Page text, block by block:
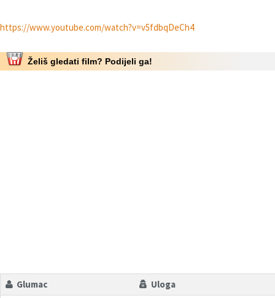
https://www.youtube.com/watch?v=v5fdbqDeCh4
Želiš gledati film? Podijeli ga!
Glumac
Uloga